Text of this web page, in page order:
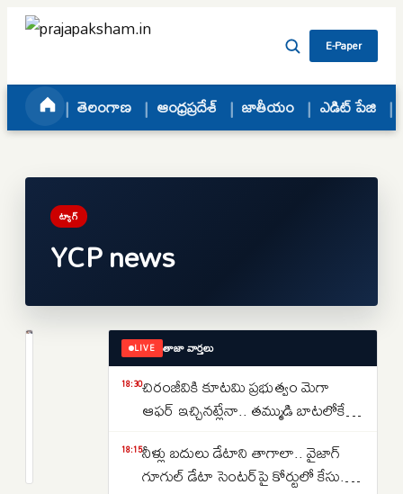
Skip to content
E-Paper
తెలంగాణ ఆంధ్రప్రదేశ్ జాతీయం ఎడిట్ పేజి
ట్యాగ్
YCP news
LIVE తాజా వార్తలు
18:30చిరంజీవికి కూటమి ప్రభుత్వం మెగా
ఆఫర్ ఇచ్చినట్లేనా.. తమ్ముడి బాటలోకే
18:15నీళ్లు బదులు డేటాని తాగాలా.. వైజాగ్
గూగుల్ డేటా సెంటర్‌పై కోర్టులో కేసు..